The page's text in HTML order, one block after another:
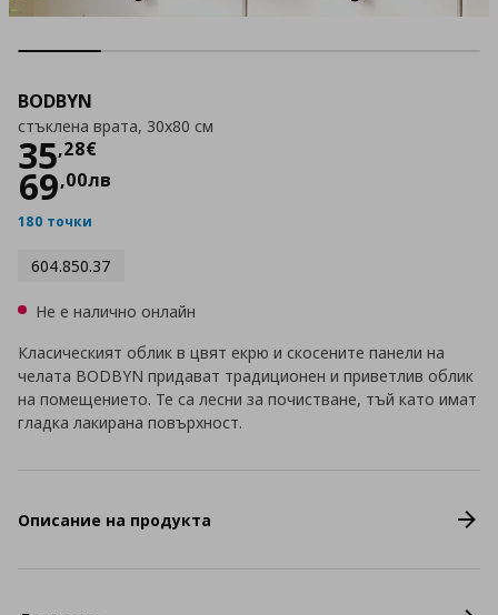
BODBYN
стъклена врата, 30x80 см
35,28€
Цена
69,00лв
180 точки
604.850.37
Не е налично онлайн
Класическият облик в цвят екрю и скосените панели на
челата BODBYN придават традиционен и приветлив облик
на помещението. Те са лесни за почистване, тъй като имат
гладка лакирана повърхност.
Описание на продукта